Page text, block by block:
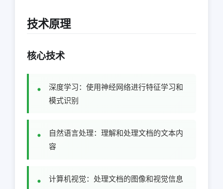
技术原理
核心技术
深度学习：使用神经网络进行特征学习和
模式识别
自然语言处理：理解和处理文档的文本内
容
计算机视觉：处理文档的图像和视觉信息